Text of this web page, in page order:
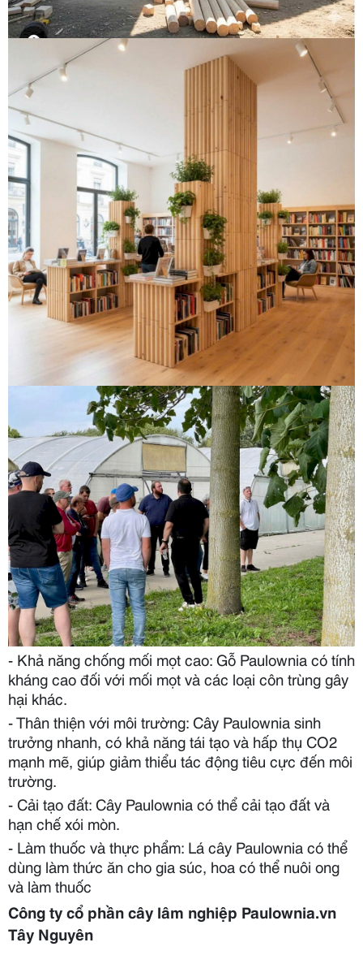
- Khả năng chống mối mọt cao: Gỗ Paulownia có tính
kháng cao đối với mối mọt và các loại côn trùng gây
hại khác.
- Thân thiện với môi trường: Cây Paulownia sinh
trưởng nhanh, có khả năng tái tạo và hấp thụ CO2
mạnh mẽ, giúp giảm thiểu tác động tiêu cực đến môi
trường.
- Cải tạo đất: Cây Paulownia có thể cải tạo đất và
hạn chế xói mòn.
- Làm thuốc và thực phẩm: Lá cây Paulownia có thể
dùng làm thức ăn cho gia súc, hoa có thể nuôi ong
và làm thuốc
Công ty cổ phần cây lâm nghiệp Paulownia.vn
Tây Nguyên